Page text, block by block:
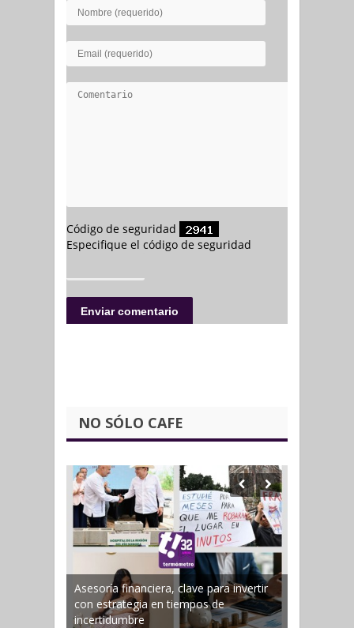
NO SÓLO CAFE
Asesoría financiera, clave para invertir
con estrategia en tiempos de
incertidumbre